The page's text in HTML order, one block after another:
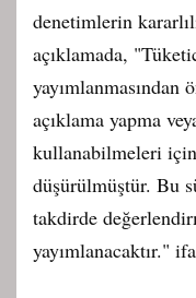
denetimlerin
açıklamada,
yayımlanmasından
açıklama yapma
kullanabilmeleri için
düşürülmüştür. Bu
takdirde
yayımlanacaktır."